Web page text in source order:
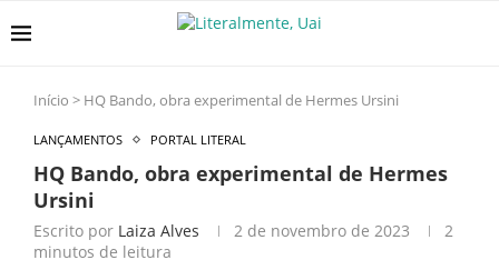
Início > HQ Bando, obra experimental de Hermes Ursini
LANÇAMENTOS PORTAL LITERAL
HQ Bando, obra experimental de Hermes
Ursini
Escrito por Laiza Alves 2 de novembro de 2023
2
minutos de leitura